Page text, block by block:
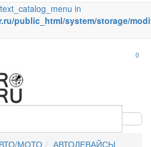
in
public_html/system/storage/
0
МОТО АВТОДЕВАЙСЫ